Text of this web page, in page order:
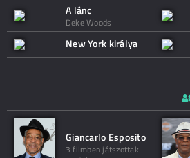
A lánc
Deke Woods
New York királya
Giancarlo Esposito
3 filmben játszottak